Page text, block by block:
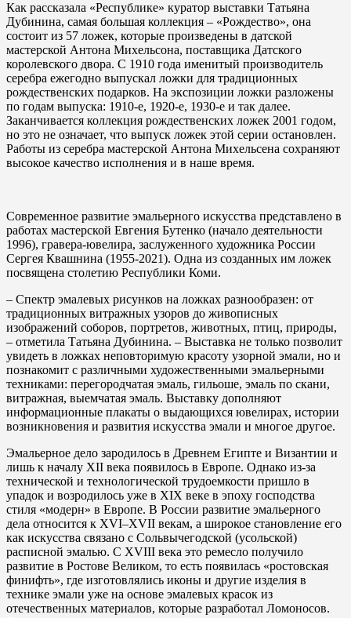
Как рассказала «Республике» куратор выставки Татьяна
Дубинина, самая большая коллекция – «Рождество», она
состоит из 57 ложек, которые произведены в датской
мастерской Антона Михельсона, поставщика Датского
королевского двора. С 1910 года именитый производитель
серебра ежегодно выпускал ложки для традиционных
рождественских подарков. На экспозиции ложки разложены
по годам выпуска: 1910-е, 1920-е, 1930-е и так далее.
Заканчивается коллекция рождественских ложек 2001 годом,
но это не означает, что выпуск ложек этой серии остановлен.
Работы из серебра мастерской Антона Михельсена сохраняют
высокое качество исполнения и в наше время.
Современное развитие эмальерного искусства представлено в
работах мастерской Евгения Бутенко (начало деятельности
1996), гравера-ювелира, заслуженного художника России
Сергея Квашнина (1955-2021). Одна из созданных им ложек
посвящена столетию Республики Коми.
– Спектр эмалевых рисунков на ложках разнообразен: от
традиционных витражных узоров до живописных
изображений соборов, портретов, животных, птиц, природы,
– отметила Татьяна Дубинина. – Выставка не только позволит
увидеть в ложках неповторимую красоту узорной эмали, но и
познакомит с различными художественными эмальерными
техниками: перегородчатая эмаль, гильоше, эмаль по скани,
витражная, выемчатая эмаль. Выставку дополняют
информационные плакаты о выдающихся ювелирах, истории
возникновения и развития искусства эмали и многое другое.
Эмальерное дело зародилось в Древнем Египте и Византии и
лишь к началу XII века появилось в Европе. Однако из-за
технической и технологической трудоемкости пришло в
упадок и возродилось уже в XIX веке в эпоху господства
стиля «модерн» в Европе. В России развитие эмальерного
дела относится к XVI–XVII векам, а широкое становление его
как искусства связано с Сольвычегодской (усольской)
расписной эмалью. С XVIII века это ремесло получило
развитие в Ростове Великом, то есть появилась «ростовская
финифть», где изготовлялись иконы и другие изделия в
технике эмали уже на основе эмалевых красок из
отечественных материалов, которые разработал Ломоносов.